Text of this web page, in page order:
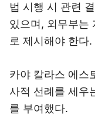
법 시행 시 관련
있으며, 외무부는
로 제시해야 한다.
카야 칼라스 에스
사적 선례를 세우
를 부여했다.